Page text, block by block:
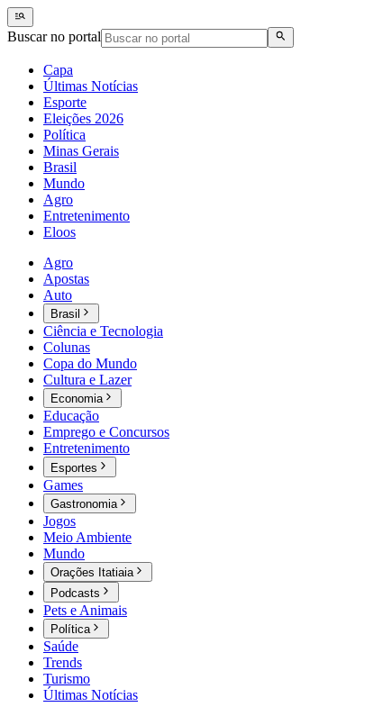
Buscar no portal
Capa
Últimas Notícias
Esporte
Eleições 2026
Política
Minas Gerais
Brasil
Mundo
Agro
Entretenimento
Eloos
Agro
Apostas
Auto
Brasil
Ciência e Tecnologia
Colunas
Copa do Mundo
Cultura e Lazer
Economia
Educação
Emprego e Concursos
Entretenimento
Esportes
Games
Gastronomia
Jogos
Meio Ambiente
Mundo
Orações Itatiaia
Podcasts
Pets e Animais
Política
Saúde
Trends
Turismo
Últimas Notícias